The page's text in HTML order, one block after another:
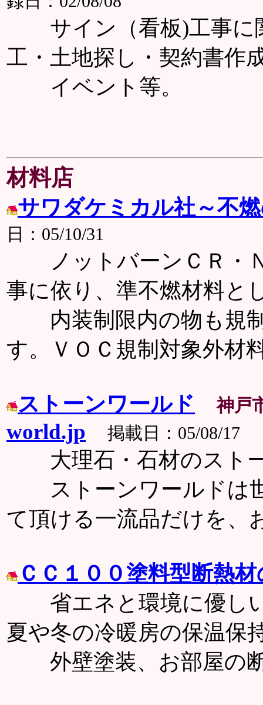
サイン（看板)工事に
工・土地探し・契約書作
イベント等。
材料店
サワダケミカル社～不
日：05/10/31
ノットバーンＣＲ・Ｎ
事に依り、準不燃材料と
内装制限内の物も規制
す。ＶＯＣ規制対象外材
ストーンワールド 神戸
world.jp 掲載日：05/08/17
大理石・石材のスト
ストーンワールドは世
て頂ける一流品だけを、
ＣＣ１００塗料型断熱
省エネと環境に優しい
夏や冬の冷暖房の保温保
外壁塗装、お部屋の断